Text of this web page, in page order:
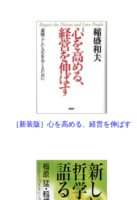
［新装版］心を高める、経営を伸ばす